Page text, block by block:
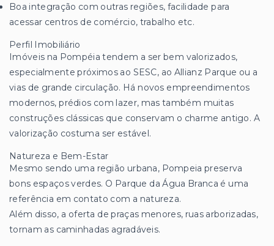
Boa integração com outras regiões, facilidade para
acessar centros de comércio, trabalho etc.
Perfil Imobiliário
Imóveis na Pompéia tendem a ser bem valorizados,
especialmente próximos ao SESC, ao Allianz Parque ou a
vias de grande circulação. Há novos empreendimentos
modernos, prédios com lazer, mas também muitas
construções clássicas que conservam o charme antigo. A
valorização costuma ser estável.
Natureza e Bem-Estar
Mesmo sendo uma região urbana, Pompeia preserva
bons espaços verdes. O Parque da Água Branca é uma
referência em contato com a natureza.
Além disso, a oferta de praças menores, ruas arborizadas,
tornam as caminhadas agradáveis.